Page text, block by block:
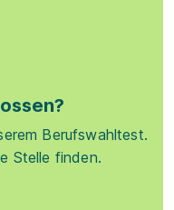
Berufswahltest.
Stelle finden.